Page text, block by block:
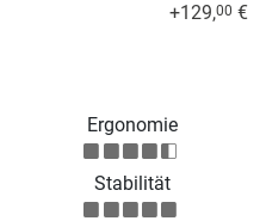
Ergonomie
Stabilität
+129,00 €